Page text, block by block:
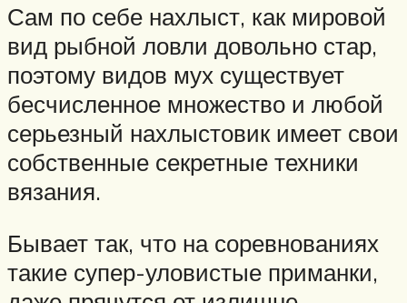
Сам по себе нахлыст, как мировой
вид рыбной ловли довольно стар,
поэтому видов мух существует
бесчисленное множество и любой
серьезный нахлыстовик имеет свои
собственные секретные техники
вязания.
Бывает так, что на соревнованиях
такие супер-уловистые приманки,